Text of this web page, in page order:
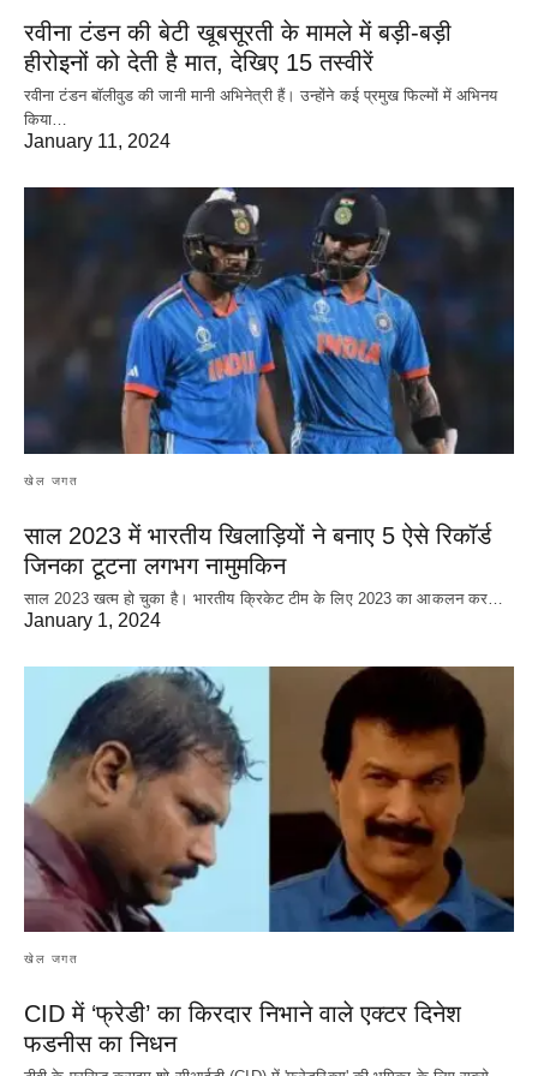
रवीना टंडन की बेटी खूबसूरती के मामले में बड़ी-बड़ी
हीरोइनों को देती है मात, देखिए 15 तस्वीरें
रवीना टंडन बॉलीवुड की जानी मानी अभिनेत्री हैं। उन्होंने कई प्रमुख फिल्मों में अभिनय
किया…
January 11, 2024
खेल जगत
साल 2023 में भारतीय खिलाड़ियों ने बनाए 5 ऐसे रिकॉर्ड
जिनका टूटना लगभग नामुमकिन
साल 2023 खत्म हो चुका है। भारतीय क्रिकेट‌ टीम के लिए 2023 का आकलन कर…
January 1, 2024
खेल जगत
CID में ‘फ्रेडी’ का किरदार निभाने वाले एक्टर दिनेश
फडनीस का निधन